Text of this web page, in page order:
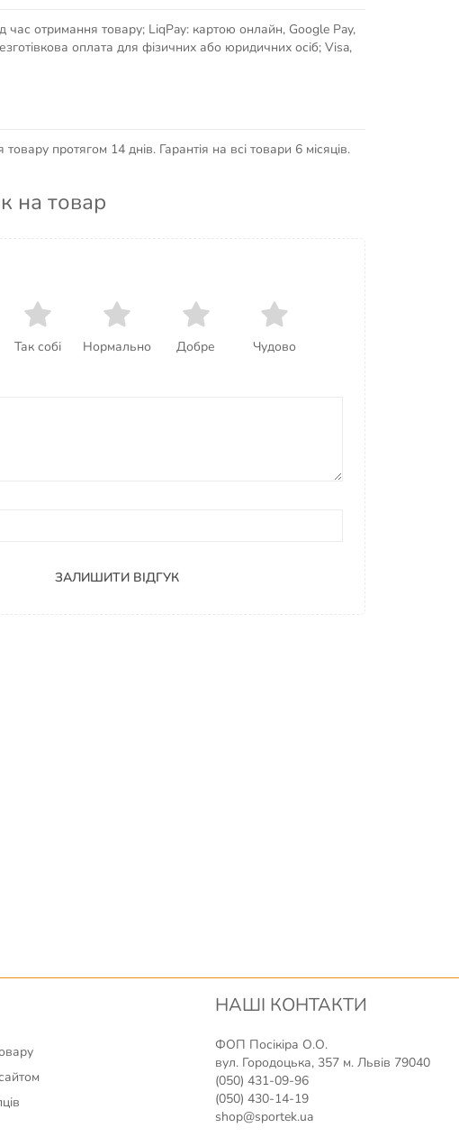
час отримання товару; LiqPay: картою онлайн, Google Pay,
оплата для фізичних або юридичних осіб; Visa,
протягом 14 днів. Гарантія на всі товари 6 місяців.
на товар
Так собі Нормально Добре Чудово
ЗАЛИШИТИ ВІДГУК
НАШІ КОНТАКТИ
ФОП Посікіра О.О.
вул. Городоцька, 357 м. Львів 79040
(050) 431-09-96
(050) 430-14-19
shop@sportek.ua